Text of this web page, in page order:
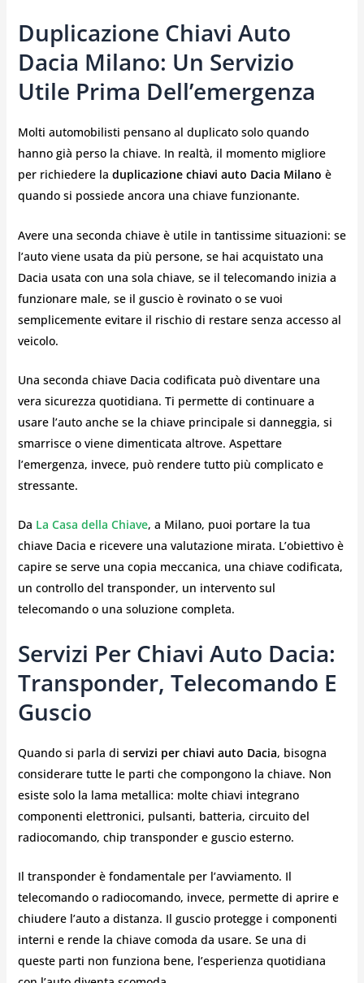
Duplicazione Chiavi Auto
Dacia Milano: Un Servizio
Utile Prima Dell’emergenza
Molti automobilisti pensano al duplicato solo quando
hanno già perso la chiave. In realtà, il momento migliore
per richiedere la duplicazione chiavi auto Dacia Milano è
quando si possiede ancora una chiave funzionante.
Avere una seconda chiave è utile in tantissime situazioni: se
l’auto viene usata da più persone, se hai acquistato una
Dacia usata con una sola chiave, se il telecomando inizia a
funzionare male, se il guscio è rovinato o se vuoi
semplicemente evitare il rischio di restare senza accesso al
veicolo.
Una seconda chiave Dacia codificata può diventare una
vera sicurezza quotidiana. Ti permette di continuare a
usare l’auto anche se la chiave principale si danneggia, si
smarrisce o viene dimenticata altrove. Aspettare
l’emergenza, invece, può rendere tutto più complicato e
stressante.
Da La Casa della Chiave, a Milano, puoi portare la tua
chiave Dacia e ricevere una valutazione mirata. L’obiettivo è
capire se serve una copia meccanica, una chiave codificata,
un controllo del transponder, un intervento sul
telecomando o una soluzione completa.
Servizi Per Chiavi Auto Dacia:
Transponder, Telecomando E
Guscio
Quando si parla di servizi per chiavi auto Dacia, bisogna
considerare tutte le parti che compongono la chiave. Non
esiste solo la lama metallica: molte chiavi integrano
componenti elettronici, pulsanti, batteria, circuito del
radiocomando, chip transponder e guscio esterno.
Il transponder è fondamentale per l’avviamento. Il
telecomando o radiocomando, invece, permette di aprire e
chiudere l’auto a distanza. Il guscio protegge i componenti
interni e rende la chiave comoda da usare. Se una di
queste parti non funziona bene, l’esperienza quotidiana